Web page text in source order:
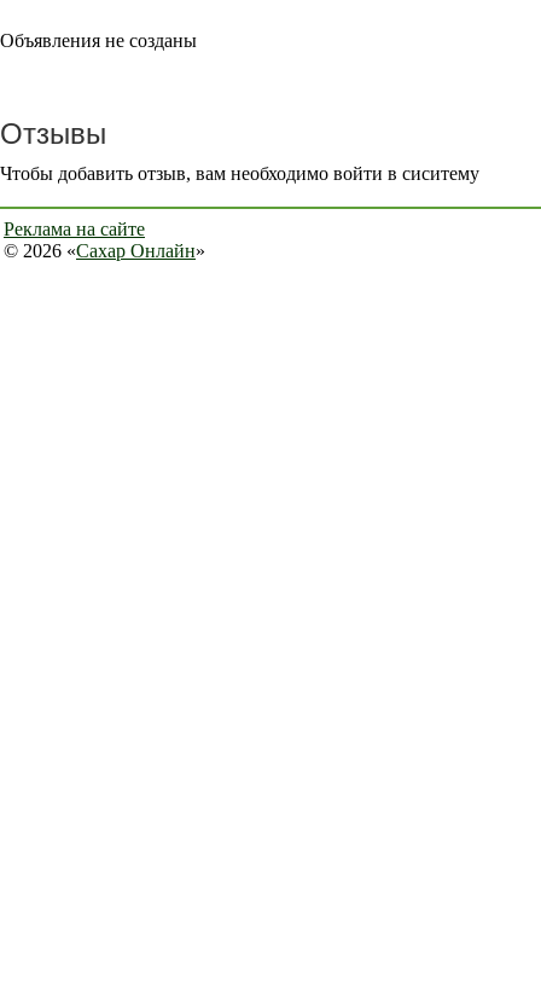
Объявления не созданы
Отзывы
Чтобы добавить отзыв, вам необходимо войти в сиситему
Реклама на сайте
© 2026 «Сахар Онлайн»